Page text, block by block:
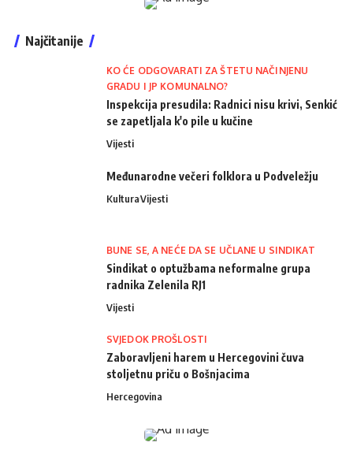
Najčitanije
KO ĆE ODGOVARATI ZA ŠTETU NAČINJENU
GRADU I JP KOMUNALNO?
Inspekcija presudila: Radnici nisu krivi, Senkić
se zapetljala k'o pile u kučine
Vijesti
Međunarodne večeri folklora u Podveležju
KulturaVijesti
BUNE SE, A NEĆE DA SE UČLANE U SINDIKAT
Sindikat o optužbama neformalne grupa
radnika Zelenila RJ1
Vijesti
SVJEDOK PROŠLOSTI
Zaboravljeni harem u Hercegovini čuva
stoljetnu priču o Bošnjacima
Hercegovina